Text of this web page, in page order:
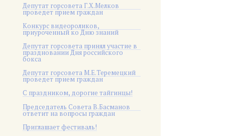
Депутат горсовета Г.Х.Мелков
проведет прием граждан
Конкурс видеороликов,
приуроченный ко Дню знаний
Депутат горсовета принял участие в
праздновании Дня российского
бокса
Депутат горсовета М.Е.Теремецкий
проведет прием граждан
С праздником, дорогие тайгинцы!
Председатель Совета В.Басманов
ответит на вопросы граждан
Приглашает фестиваль!